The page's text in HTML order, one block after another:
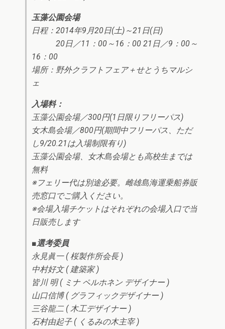
玉藻公園会場
日程：2014年9月20日(土)～21日(日)
20日／11：00～16：00 21日／9：00～
16：00
場所：野外クラフトフェア＋せとうちマルシ
ェ
入場料：
玉藻公園会場／300円(1日限りフリーパス)
女木島会場／800円(期間中フリーパス、ただ
し9/20.21は入場制限有り)
玉藻公園会場、女木島会場とも高校生までは
無料
※フェリー代は別途必要。雌雄島海運乗船券販
売窓口でご購入ください。
※会場入場チケットはそれぞれの会場入口で当
日販売します
■選考委員
永見眞一 ( 桜製作所会長 )
中村好文 ( 建築家 )
皆川 明 ( ミナ ペルホネン デザイナー )
山口信博 ( グラフィックデザイナー )
三谷龍二 ( 木工デザイナー )
石村由起子 ( くるみの木主宰 )